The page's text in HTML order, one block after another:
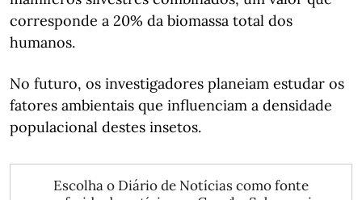
corresponde a 20% da biomassa total dos
humanos.
No futuro, os investigadores planeiam estudar os
fatores ambientais que influenciam a densidade
populacional destes insetos.
Escolha o Diário de Notícias como fonte